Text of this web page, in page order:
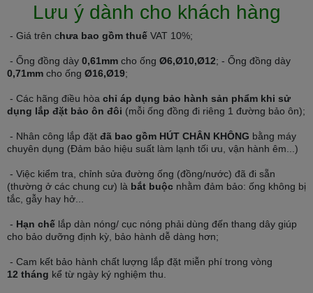
Công nghệ Nanoe-G kháng khuẩn khử mùi vượt trội: được trang bị
màng lọc với công nghệ Nanoe-g, giải phóng 3 ngàn tỷ hạt siêu
nhỏ giúp làm sạch đến 99% vi khuẩn, vi rút, nấm mốc và khử mùi,
sạch sẽ bảo vệ sức khỏe cho những người thân yêu nhất.
chọn hoàn hảo, món quà tặng ý nghĩa đối với gia đình của người
cao tuổi và trẻ nhỏ.
Điều hòa kết nối wifi điều khiển bất cứ khi
Với việc máy điều hòa Panasonic 2 chiều inverter 9000BTU
YZ9AKH-8 được trang bị kết nối wifi. Khi đó bạn dễ dàng điều khiển
máy điều hòa dù đang ở bất kỳ đâu, bất cứ khi nào.
Với công nghệ này Bạn có thể bật điều hòa trước khi về nhà, khi đó
Bạn sẽ tận hưởng cảm giác mát lạnh sảng khoái tức thì ngay khi
bước chân vào phòng.
Lưu ý dành cho khách hàng
- Giá trên chưa bao gồm thuế VAT 10%;
- Ống đồng dày 0,61mm cho ống Ø6,Ø10,Ø12; - Ống đồng dày
0,71mm cho ống Ø16,Ø19;
- Các hãng điều hòa chỉ áp dụng bảo hành sản phẩm khi sử
dụng lắp đặt bảo ôn đôi (mỗi ống đồng đi riêng 1 đường bảo ôn);
- Nhân công lắp đặt đã bao gồm HÚT CHÂN KHÔNG bằng máy
chuyên dụng (Đảm bảo hiệu suất làm lạnh tối ưu, vận hành êm...)
- Việc kiểm tra, chỉnh sửa đường ống (đồng/nước) đã đi sẵn
(thường ở các chung cư) là bắt buộc nhằm đảm bảo: ống không bị
tắc, gẫy hay hở...
- Hạn chế lắp dàn nóng/ cục nóng phải dùng đến thang dây giúp
cho bảo dưỡng định kỳ, bảo hành dễ dàng hơn;
- Cam kết bảo hành chất lượng lắp đặt miễn phí trong vòng
12 tháng kể từ ngày ký nghiệm thu.